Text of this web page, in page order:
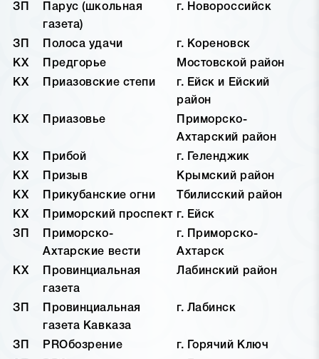
ЗП
Парус (школьная
газета)
г. Новороссийск
ЗП Полоса удачи
г. Кореновск
КХ
Предгорье
Мостовской район
КХ
Приазовские степи
г. Ейск и Ейский
район
КХ
Приазовье
Приморско-
Ахтарский район
КХ
Прибой
г. Геленджик
КХ
Призыв
Крымский район
КХ
Прикубанские огни
Тбилисский район
КХ
Приморский проспект г. Ейск
ЗП
Приморско-
Ахтарские вести
г. Приморско-
Ахтарск
КХ
Провинциальная
газета
Лабинский район
ЗП
Провинциальная
газета Кавказа
г. Лабинск
ЗП PROбозрение
г. Горячий Ключ